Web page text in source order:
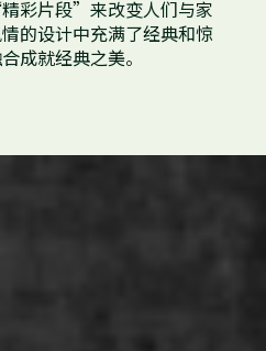
彩片段”来改变人们与家
的设计中充满了经典和惊
成就经典之美。